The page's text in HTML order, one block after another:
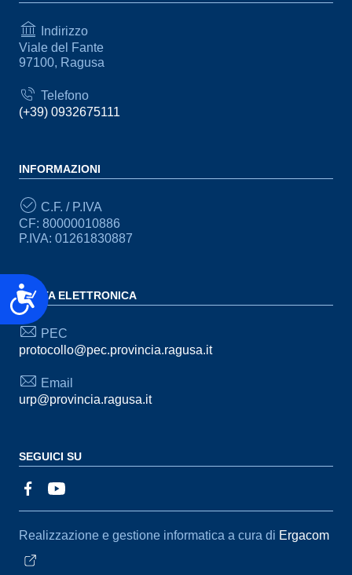
Accessibilità
Indirizzo
Viale del Fante
97100, Ragusa
Telefono
(+39) 0932675111
INFORMAZIONI
C.F. / P.IVA
CF: 80000010886
P.IVA: 01261830887
POSTA ELETTRONICA
PEC
protocollo@pec.provincia.ragusa.it
Email
urp@provincia.ragusa.it
SEGUICI SU
Sezione Link Utili
Realizzazione e gestione informatica a cura di Ergacom